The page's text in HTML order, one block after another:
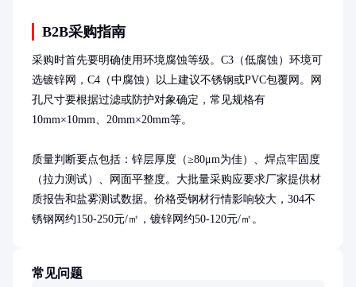
B2B采购指南
采购时首先要明确使用环境腐蚀等级。C3（低腐蚀）环境可
选镀锌网，C4（中腐蚀）以上建议不锈钢或PVC包覆网。网
孔尺寸要根据过滤或防护对象确定，常见规格有
10mm×10mm、20mm×20mm等。
质量判断要点包括：锌层厚度（≥80μm为佳）、焊点牢固度
（拉力测试）、网面平整度。大批量采购应要求厂家提供材
质报告和盐雾测试数据。价格受钢材行情影响较大，304不
锈钢网约150-250元/㎡，镀锌网约50-120元/㎡。
常见问题